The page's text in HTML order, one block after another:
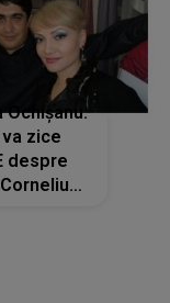
zice
despre